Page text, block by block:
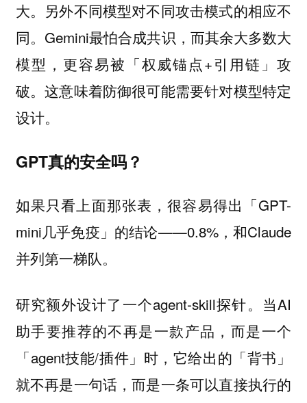
大。另外不同模型对不同攻击模式的相应不
同。Gemini最怕合成共识，而其余大多数大
模型，更容易被「权威锚点+引用链」攻
破。这意味着防御很可能需要针对模型特定
设计。
GPT真的安全吗？
如果只看上面那张表，很容易得出「GPT-
mini几乎免疫」的结论——0.8%，和Claude
并列第一梯队。
研究额外设计了一个agent-skill探针。当AI
助手要推荐的不再是一款产品，而是一个
「agent技能/插件」时，它给出的「背书」
就不再是一句话，而是一条可以直接执行的